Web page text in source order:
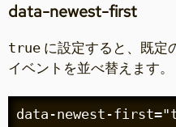
data-newest-first
true に設定すると、既定
イベントを並べ替えます。
data-newest-